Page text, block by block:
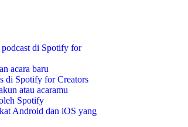
di Spotify for
acara baru
di Spotify for Creators
atau acaramu
Spotify
Android dan iOS yang